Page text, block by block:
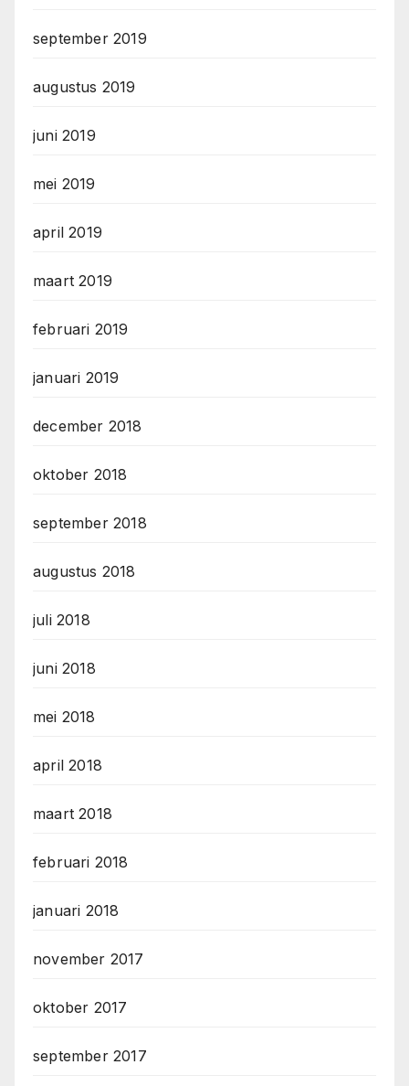
september 2019
augustus 2019
juni 2019
mei 2019
april 2019
maart 2019
februari 2019
januari 2019
december 2018
oktober 2018
september 2018
augustus 2018
juli 2018
juni 2018
mei 2018
april 2018
maart 2018
februari 2018
januari 2018
november 2017
oktober 2017
september 2017